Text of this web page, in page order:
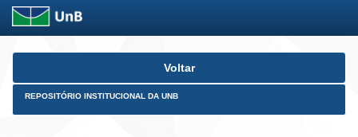
Skip
Voltar
REPOSITÓRIO INSTITUCIONAL DA UNB